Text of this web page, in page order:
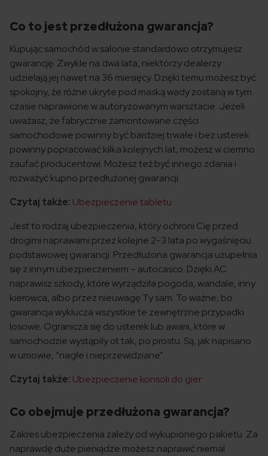
Co to jest przedłużona gwarancja?
Kupując samochód w salonie standardowo otrzymujesz
gwarancję. Zwykle na dwa lata, niektórzy dealerzy
udzielają jej nawet na 36 miesięcy. Dzięki temu możesz być
spokojny, że różne ukryte pod maską wady zostaną w tym
czasie naprawione w autoryzowanym warsztacie. Jeżeli
uważasz, że fabrycznie zamontowane części
samochodowe powinny być bardziej trwałe i bez usterek
powinny popracować kilka kolejnych lat, możesz w ciemno
zaufać producentowi. Możesz też być innego zdania i
rozważyć kupno przedłużonej gwarancji.
Czytaj także: Ubezpieczenie tabletu
Jest to rodzaj ubezpieczenia, który ochroni Cię przed
drogimi naprawami przez kolejne 2-3 lata po wygaśnięciu
podstawowej gwarancji. Przedłużona gwarancja uzupełnia
się z innym ubezpieczeniem – autocasco. Dzięki AC
naprawisz szkody, które wyrządziła pogoda, wandale, inny
kierowca, albo przez nieuwagę Ty sam. To ważne, bo
gwarancja wyklucza wszystkie te zewnętrzne przypadki
losowe. Ogranicza się do usterek lub awarii, które w
samochodzie wystąpiły ot tak, po prostu. Są, jak napisano
w umowie, “nagłe i nieprzewidziane”.
Czytaj także: Ubezpieczenie konsoli do gier
Co obejmuje przedłużona gwarancja?
Zakres ubezpieczenia zależy od wykupionego pakietu. Za
naprawdę duże pieniądze możesz naprawić niemal